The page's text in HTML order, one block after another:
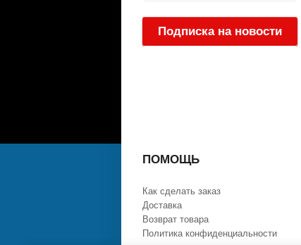
Подписка на новости
ПОМОЩЬ
Как сделать заказ
Доставка
Возврат товара
Политика конфиденциальности